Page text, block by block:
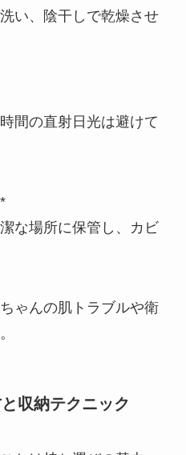
い、陰干しで乾燥させ
間の直射日光は避けて
な場所に保管し、カビ
ゃんの肌トラブルや衛
収納テクニック